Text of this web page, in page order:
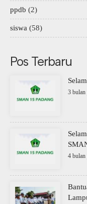
ppdb (2)
siswa (58)
Pos Terbaru
3 bulan
4 bulan